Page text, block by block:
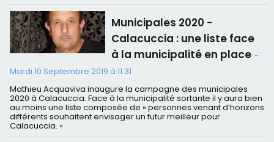
Municipales 2020 -
Calacuccia : une liste face
à la municipalité en place -
Mardi 10 Septembre 2019 à 11:31
Mathieu Acquaviva inaugure la campagne des municipales
2020 à Calacuccia. Face à la municipalité sortante il y aura bien
au moins une liste composée de « personnes venant d’horizons
différents souhaitent envisager un futur meilleur pour
Calacuccia. »